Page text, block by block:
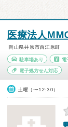
医療法人
岡山県井原市西江原町
駐車場あり 電
電子処方せん対応
土曜（〜12:30）